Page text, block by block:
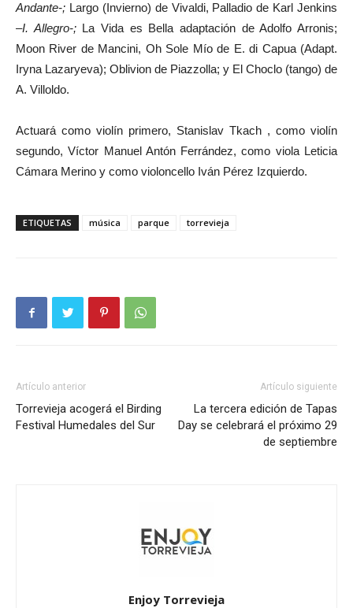
Andante-; Largo (Invierno) de Vivaldi, Palladio de Karl Jenkins
–I. Allegro-;La Vida es Bella adaptación de Adolfo Arronis;
Moon River de Mancini, Oh Sole Mío de E. di Capua (Adapt.
Iryna Lazaryeva); Oblivion de Piazzolla; y El Choclo (tango) de
A. Villoldo.
Actuará como violín primero, Stanislav Tkach , como violín
segundo, Víctor Manuel Antón Ferrández, como viola Leticia
Cámara Merino y como violoncello Iván Pérez Izquierdo.
ETIQUETAS música parque torrevieja
Artículo anterior
Torrevieja acogerá el Birding
Festival Humedales del Sur
Artículo siguiente
La tercera edición de Tapas
Day se celebrará el próximo 29
de septiembre
Enjoy Torrevieja